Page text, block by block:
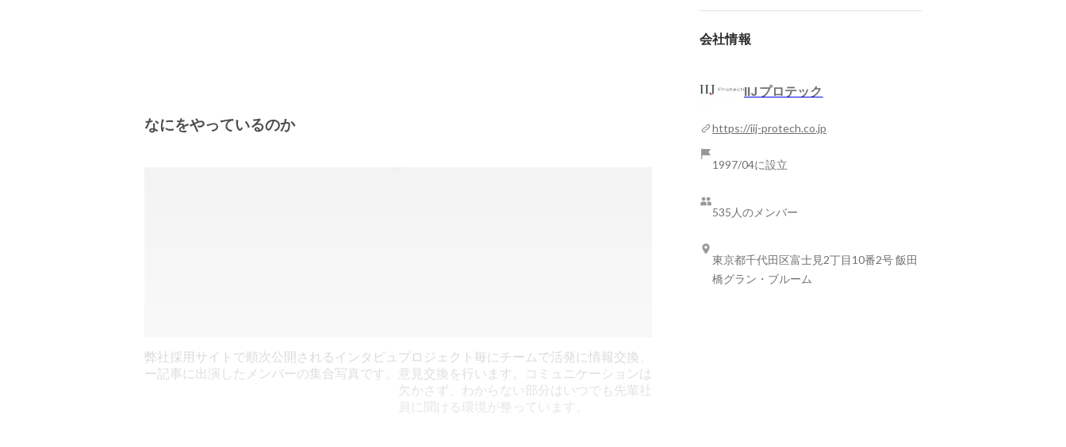
なにをやっているのか
弊社採用サイトで順次公開されるインタビュ
ー記事に出演したメンバーの集合写真です。
プロジェクト毎にチームで活発に情報交換、
意見交換を行います。コミュニケーションは
欠かさず、わからない部分はいつでも先輩社
員に聞ける環境が整っています。
会社情報
IIJプロテック
https://iij-protech.co.jp
1997/04に設立
535人のメンバー
東京都千代田区富士見2丁目10番2号 飯田
橋グラン・ブルーム